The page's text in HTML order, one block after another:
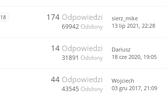
18
174 Odpowiedzi
69942 Odsłony
sierz_mike
13 lip 2021, 22:28
14 Odpowiedzi
31891 Odsłony
Dariusz
18 cze 2020, 19:05
44 Odpowiedzi
43545 Odsłony
Wojciech
03 gru 2017, 21:09